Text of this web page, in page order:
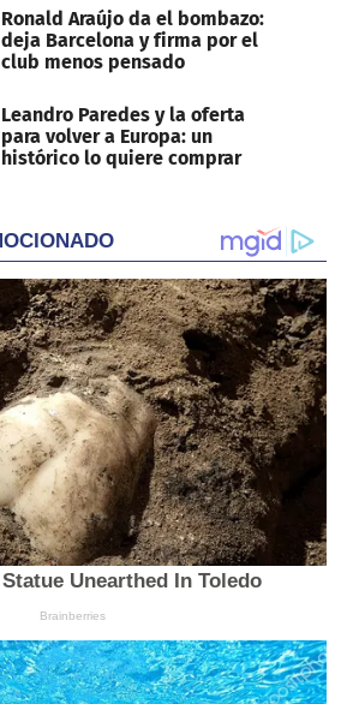
Ronald Araújo da el bombazo:
deja Barcelona y firma por el
club menos pensado
Leandro Paredes y la oferta
para volver a Europa: un
histórico lo quiere comprar